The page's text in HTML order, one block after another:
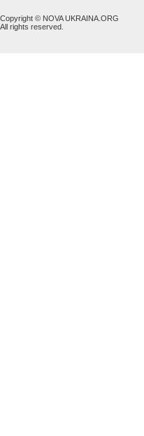
Copyright © NOVA UKRAINA.ORG
All rights reserved.